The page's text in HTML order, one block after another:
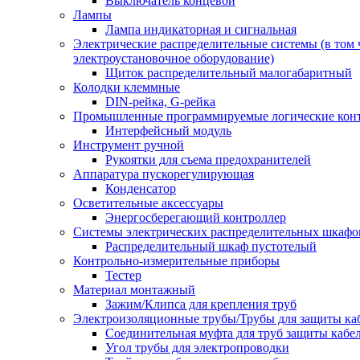
Лампы
Лампа индикаторная и сигнальная
Электрические распределительные системы (в том
электроустановочное оборудование)
Щиток распределительный малогабаритный
Колодки клеммные
DIN-рейка, G-рейка
Промышленные программируемые логические
Интерфейсный модуль
Инструмент ручной
Рукоятки для съема предохранителей
Аппаратура пускорегулирующая
Конденсатор
Осветительные аксессуары
Энергосберегающий контроллер
Системы электрических распределительных
Распределительный шкаф пустотелый
Контрольно-измерительные приборы
Тестер
Материал монтажный
Зажим/Клипса для крепления труб
Электроизоляционные трубы/Трубы для защиты
Соединительная муфта для труб защиты
Угол трубы для электропроводки